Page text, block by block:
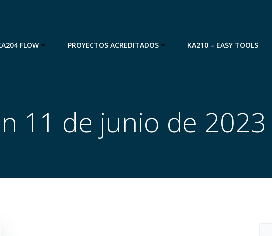
FLOW PROYECTOS ACREDITADOS KA210 – EASY TOOLS
11 de junio de 2023